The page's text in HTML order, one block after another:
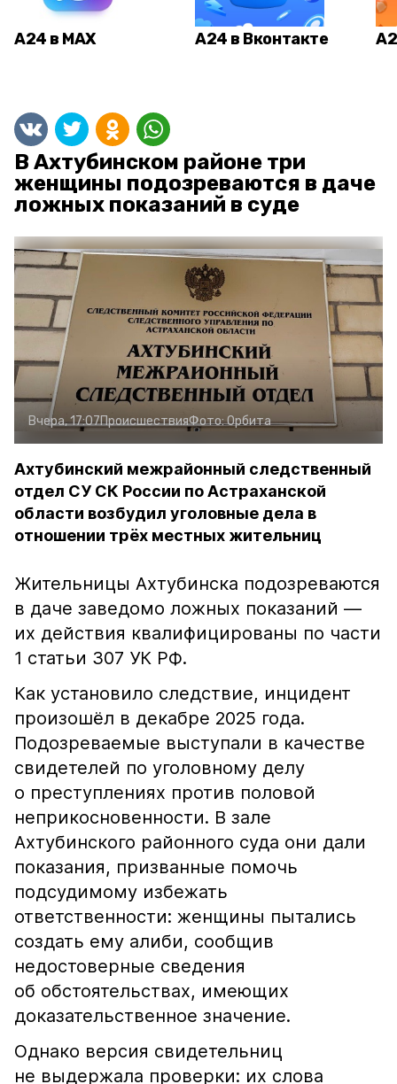
А24 в MAX А24 в Вконтакте
В Ахтубинском районе три
женщины подозреваются в даче
ложных показаний в суде
Вчера, 17:07ПроисшествияФото:Орбита
Ахтубинский межрайонный следственный
отдел СУ СК России по Астраханской
области возбудил уголовные дела в
отношении трёх местных жительниц
Жительницы Ахтубинска подозреваются
в даче заведомо ложных показаний —
их действия квалифицированы по части
1 статьи 307 УК РФ.
Как установило следствие, инцидент
произошёл в декабре 2025 года.
Подозреваемые выступали в качестве
свидетелей по уголовному делу
о преступлениях против половой
неприкосновенности. В зале
Ахтубинского районного суда они дали
показания, призванные помочь
подсудимому избежать
ответственности: женщины пытались
создать ему алиби, сообщив
недостоверные сведения
об обстоятельствах, имеющих
доказательственное значение.
Однако версия свидетельниц
не выдержала проверки: их слова